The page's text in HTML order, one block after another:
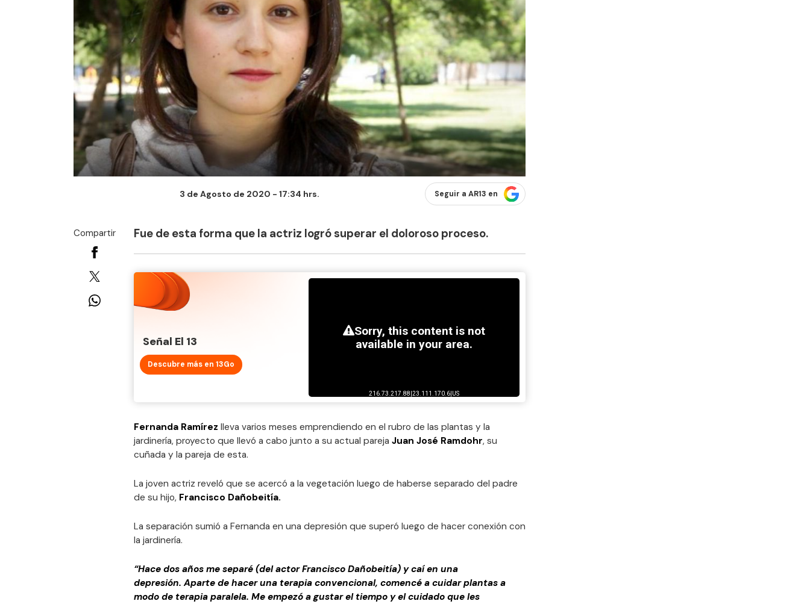
3 de Agosto de 2020 - 17:34 hrs. Seguir a AR13 en
Compartir Fue de esta forma que la actriz logró superar el doloroso proceso.
Señal El 13
Descubre más en 13Go
Fernanda Ramírez lleva varios meses emprendiendo en el rubro de las plantas y la
jardinería, proyecto que llevó a cabo junto a su actual pareja Juan José Ramdohr, su
cuñada y la pareja de esta.
La joven actriz reveló que se acercó a la vegetación luego de haberse separado del padre
de su hijo, Francisco Dañobeitía.
La separación sumió a Fernanda en una depresión que superó luego de hacer conexión con
la jardinería.
“Hace dos años me separé (del actor Francisco Dañobeitía) y caí en una
depresión. Aparte de hacer una terapia convencional, comencé a cuidar plantas a
modo de terapia paralela. Me empezó a gustar el tiempo y el cuidado que les